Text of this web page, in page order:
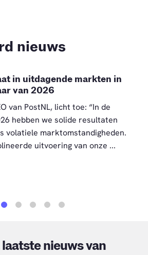
nieuws
in uitdagende markten in
van 2026
van PostNL, licht toe: “In de
hebben we solide resultaten
volatiele marktomstandigheden.
uitvoering van onze ...
nieuws van